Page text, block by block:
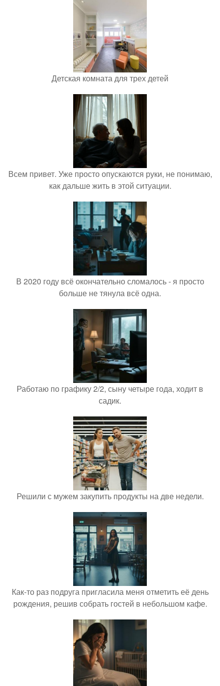
Детская комната для трех детей
Всем привет. Уже просто опускаются руки, не понимаю,
как дальше жить в этой ситуации.
В 2020 году всё окончательно сломалось - я просто
больше не тянула всё одна.
Работаю по графику 2/2, сыну четыре года, ходит в
садик.
Решили с мужем закупить продукты на две недели.
Как-то раз подруга пригласила меня отметить её день
рождения, решив собрать гостей в небольшом кафе.